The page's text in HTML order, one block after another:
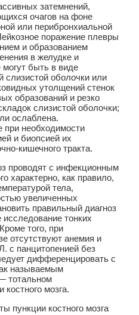
затемнений,
очагов на фоне
или перибронхиальной
поражение плевры
и образованием
в желудке и
быть в виде
слизистой оболочки или
утолщений стенок
образований и резко
слизистой оболочки;
ослаблена.
при необходимости
и биопсией их
кишечного тракта.
проводят с инфекционным
характерно, как правило,
тела,
увеличенных
правильный диагноз
исследование тонких
того, при
отсутствуют анемия и
с панцитопенией без
дифференцировать с
называемым
тотальном
костного мозга.
пункции костного мозга